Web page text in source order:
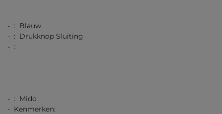
- : Blauw
- : Drukknop Sluiting
- :
- : Mido
- Kenmerken: